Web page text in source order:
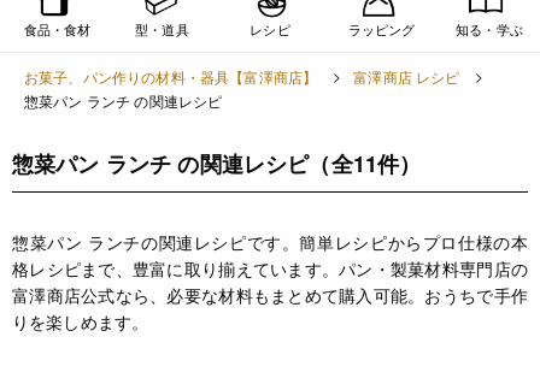
食品・食材 型・道具 レシピ ラッピング 知る・学ぶ
お菓子、パン作りの材料・器具【富澤商店】
富澤商店 レシピ
惣菜パン ランチ の関連レシピ
惣菜パン ランチ の関連レシピ（全11件）
惣菜パン ランチの関連レシピです。簡単レシピからプロ仕様の本
格レシピまで、豊富に取り揃えています。パン・製菓材料専門店の
富澤商店公式なら、必要な材料もまとめて購入可能。おうちで手作
りを楽しめます。